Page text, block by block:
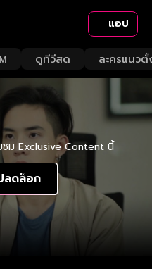
แอป
ดูทีวีสด ละครแนวตั้
ชม Exclusive Content นี้
ลดล็อก